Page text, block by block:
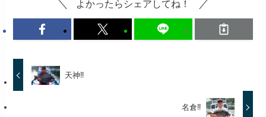
よかったらシェアしてね！
天神‼️
名倉‼️